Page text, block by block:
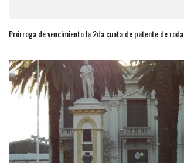
Prórroga de vencimiento la 2da cuota de patente de